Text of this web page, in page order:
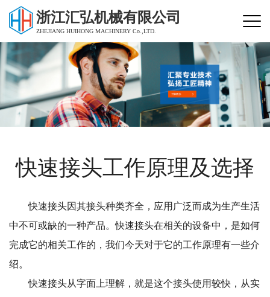
浙江汇弘机械有限公司
ZHEJIANG HUIHONG MACHINERY Co.,LTD.
快速接头工作原理及选择
快速接头因其接头种类齐全，应用广泛而成为生产生活
中不可或缺的一种产品。快速接头在相关的设备中，是如何
完成它的相关工作的，我们今天对于它的工作原理有一些介
绍。
快速接头从字面上理解，就是这个接头使用较快，从实